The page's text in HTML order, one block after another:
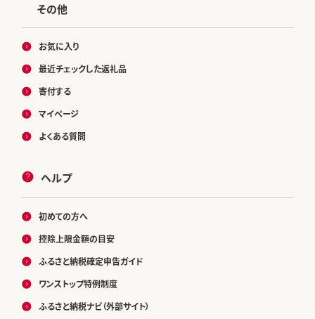
その他
お気に入り
最近チェックした返礼品
寄付する
マイページ
よくある質問
ヘルプ
初めての方へ
控除上限金額の目安
ふるさと納税確定申告ガイド
ワンストップ特例制度
ふるさと納税ナビ（外部サイト）